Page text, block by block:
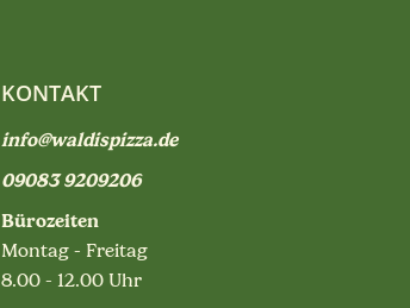
KONTAKT
info@waldispizza.de
09083 9209206
Bürozeiten
Montag - Freitag
8.00 - 12.00 Uhr